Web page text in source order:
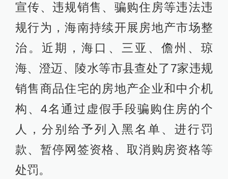
宣传、违规销售、骗购住房等违法违
规行为，海南持续开展房地产市场整
治。近期，海口、三亚、儋州、琼
海、澄迈、陵水等市县查处了7家违规
销售商品住宅的房地产企业和中介机
构、4名通过虚假手段骗购住房的个
人，分别给予列入黑名单、进行罚
款、暂停网签资格、取消购房资格等
处罚。